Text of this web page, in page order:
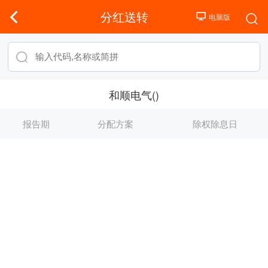
分红送转
和顺电气()
报告期 分配方案 除权除息日